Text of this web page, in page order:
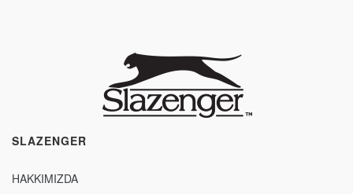
SLAZENGER
HAKKIMIZDA